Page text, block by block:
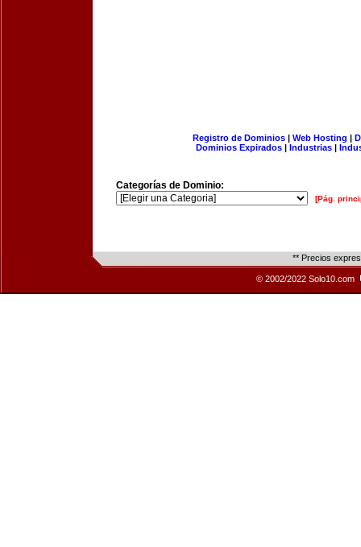
Registro de Dominios| Web Hosting |
Dominios Expirados | Industrias |
Categorías de Dominio:
[Pág.
** Precios
© 2002/2022 Solo10.com